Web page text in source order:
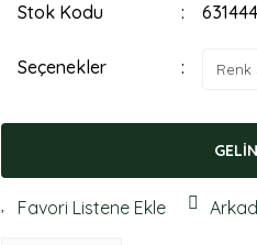
Stok Kodu
Seçenekler